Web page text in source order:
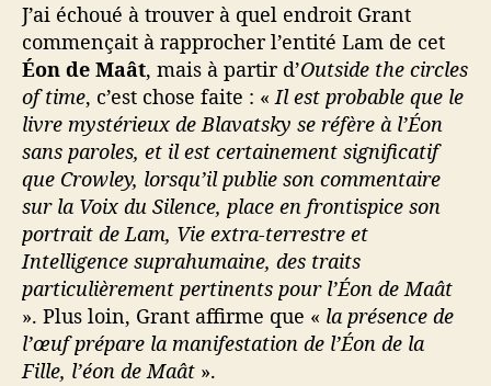
J’ai échoué à trouver à quel endroit Grant
commençait à rapprocher l’entité Lam de cet
Éon de Maât, mais à partir d’Outside the circles
of time, c’est chose faite : «Il est probable que le
livre mystérieux de Blavatsky se réfère à l’Éon
sans paroles, et il est certainement significatif
que Crowley, lorsqu’il publie son commentaire
sur la Voix du Silence, place en frontispice son
portrait de Lam, Vie extra-terrestre et
Intelligence suprahumaine, des traits
particulièrement pertinents pour l’Éon de Maât
». Plus loin, Grant affirme que « la présence de
l’œuf prépare la manifestation de l’Éon de la
Fille, l’éon de Maât ».